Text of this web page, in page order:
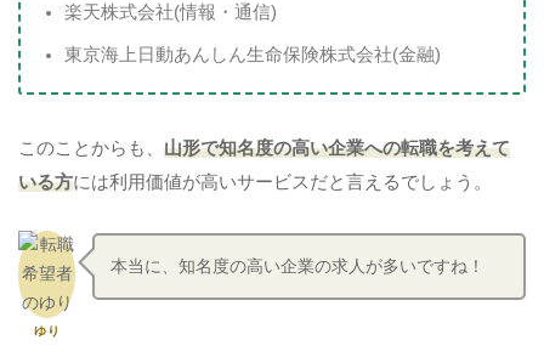
楽天株式会社(情報・通信)
東京海上日動あんしん生命保険株式会社(金融)
このことからも、 山形で知名度の高い企業への転職を考えて
いる方には利用価値が高いサービスだと言えるでしょう。
ゆり
本当に、知名度の高い企業の求人が多いですね！